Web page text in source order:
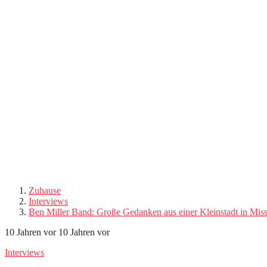
Zuhause
Interviews
Ben Miller Band: Große Gedanken aus einer Kleinstadt in
10 Jahren vor 10 Jahren vor
Interviews